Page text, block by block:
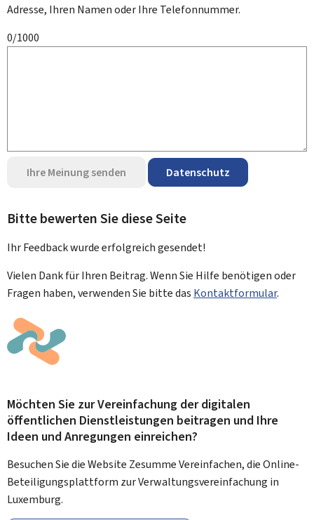
Adresse, Ihren Namen oder Ihre Telefonnummer.
0/1000
Ihre Meinung senden Datenschutz
Bitte bewerten Sie diese Seite
Ihr Feedback wurdeerfolgreichgesendet!
Vielen Dank für Ihren Beitrag. Wenn Sie Hilfe benötigen oder
Fragen haben, verwenden Sie bitte das Kontaktformular.
Möchten Sie zur Vereinfachung der digitalen
öffentlichen Dienstleistungen beitragen und Ihre
Ideen und Anregungen einreichen?
Besuchen Sie die Website Zesumme Vereinfachen, die Online-
Beteiligungsplattform zur Verwaltungsvereinfachung in
Luxemburg.